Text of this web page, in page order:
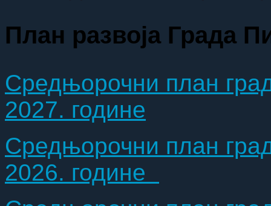
План развоја Града
Средњорочни план
2027. године
Средњорочни план
2026. године